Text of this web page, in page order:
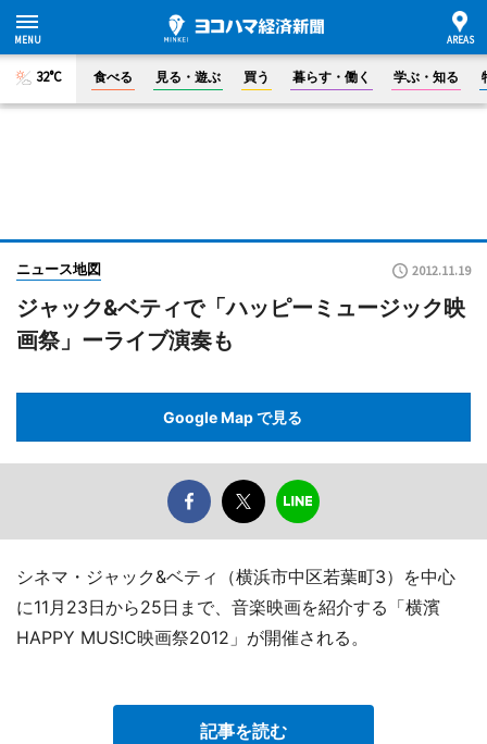
32°C 食べる 見る・遊ぶ 買う 暮らす・働く 学ぶ・知る
ニュース地図 2012.11.19
ジャック&ベティで「ハッピーミュージック映
画祭」ーライブ演奏も
Google Map で見る
シネマ・ジャック&ベティ（横浜市中区若葉町3）を中心
に11月23日から25日まで、音楽映画を紹介する「横濱
HAPPY MUS!C映画祭2012」が開催される。
記事を読む